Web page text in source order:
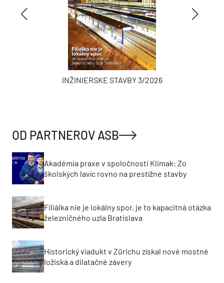
INŽINIERSKE STAVBY 3/2026
OD PARTNEROV ASB
Akadémia praxe v spoločnosti Klimak: Zo
školských lavíc rovno na prestížne stavby
Filiálka nie je lokálny spor, je to kapacitná otázka
železničného uzla Bratislava
Historický viadukt v Zürichu získal nové mostné
ložiská a dilatačné závery